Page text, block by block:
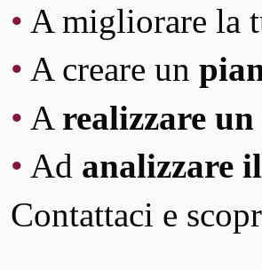
• A migliorare la
• A creare un
• A realizzare
• Ad analizzare
Contattaci e